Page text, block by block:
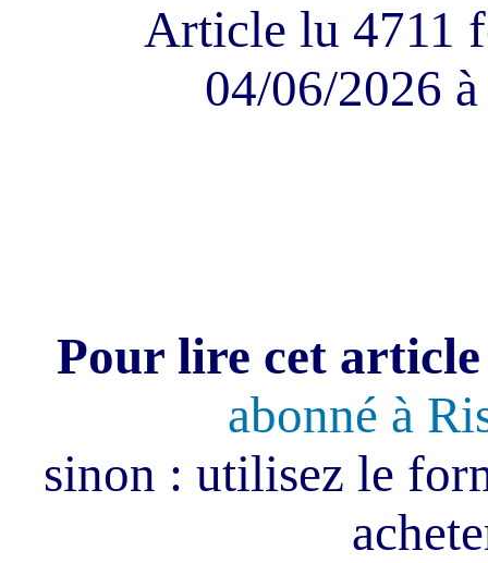
Article lu 4711
04/06/2026
Pour lire cet
abonné à
sinon : utilisez le